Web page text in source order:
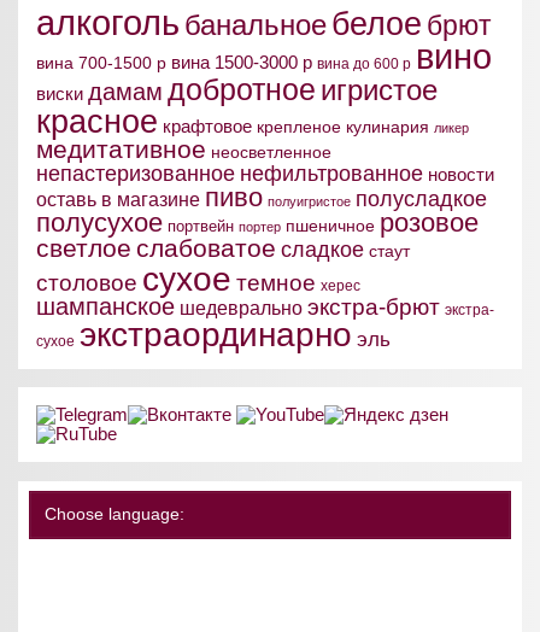
алкоголь банальноебелое брют
вина 700-1500 р вина 1500-3000 р вина до 600 р вино
виски дамам добротное игристое
красное крафтовое крепленое кулинария ликер
медитативное неосветленное
непастеризованное нефильтрованное новости
оставь в магазине пиво полуигристое полусладкое
полусухое портвейн портер пшеничное розовое
светлое слабоватое сладкое стаут
столовое сухое темное херес
шампанское шедеврально экстра-брют экстра-
сухое экстраординарно эль
Choose language: